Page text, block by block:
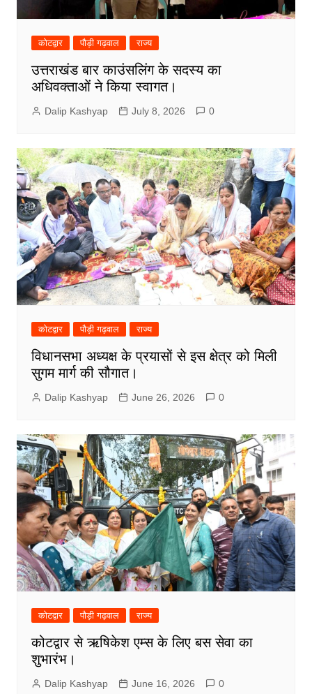
कोटद्वार पौड़ी गढ़वाल राज्य
उत्तराखंड बार काउंसलिंग के सदस्य का
अधिवक्ताओं ने किया स्वागत।
Dalip Kashyap July 8, 2026 0
कोटद्वार पौड़ी गढ़वाल राज्य
विधानसभा अध्यक्ष के प्रयासों से इस क्षेत्र को मिली
सुगम मार्ग की सौगात।
Dalip Kashyap June 26, 2026 0
कोटद्वार पौड़ी गढ़वाल राज्य
कोटद्वार से ऋषिकेश एम्स के लिए बस सेवा का
शुभारंभ।
Dalip Kashyap June 16, 2026 0